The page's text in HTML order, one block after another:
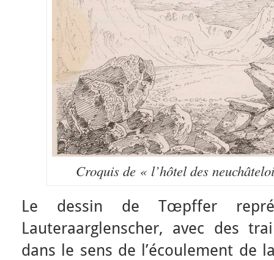
Croquis de « l’hôtel des
Le dessin de Tœpffer
Lauteraarglenscher, avec des
dans le sens de l’écoulement de